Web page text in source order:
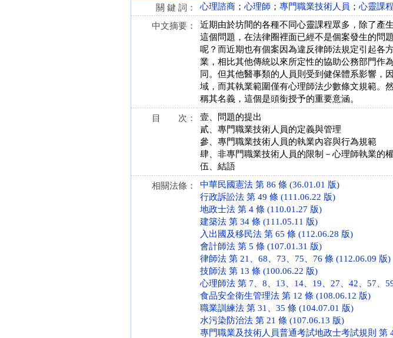
關 鍵 詞：
心理諮商 ； 心理師 ； 專門職業技術人員 ； 心靈課程
中文摘要：
近期由於坊間的各種不同心靈課程眾多，除了產
這個問題，在法律圈裡面已經不是個案發生的問
呢？而近期也有個案因為違反律師法規定引起各
業，相比其他傳統以來所定性的協助公務部門作
同。但其他醫事類的人員則受到健保體系影響，
域，而其執業範圍僅有心理師法少數條文規範。
稱其名義，這個是頭銜授予的重要意涵。
目 次：
壹、問題的提出
貳、專門職業技術人員的定義與管理
參、專門職業技術人員的執業內容與行為規範
肆、非專門職業技術人員的限制－心理師執業的
伍、結語
相關法條：
中華民國憲法 第 86 條 (36.01.01 版)
行政訴訟法 第 49 條 (111.06.22 版)
地政士法 第 4 條 (110.01.27 版)
建築法 第 34 條 (111.05.11 版)
入出國及移民法 第 65 條 (112.06.28 版)
會計師法 第 5 條 (107.01.31 版)
律師法 第 21、68、73、75、76 條 (112.06.09 版)
技師法 第 13 條 (100.06.22 版)
心理師法 第 7、8、13、14、19、27、42、57、
食品安全衛生管理法 第 12 條 (108.06.12 版)
職業訓練法 第 31、35 條 (104.07.01 版)
水污染防治法 第 21 條 (107.06.13 版)
專門職業及技術人員普通考試地政士考試規則 第